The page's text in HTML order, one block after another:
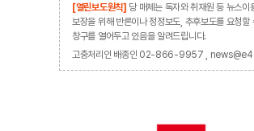
[열린보도원칙] 당 매체는 독자와 취재원 등 뉴스이
보장을 위해 반론이나 정정보도, 추후보도를 요청할
창구를 열어두고 있음을 알려드립니다.
고충처리인 배종인 02-866-9957 ,